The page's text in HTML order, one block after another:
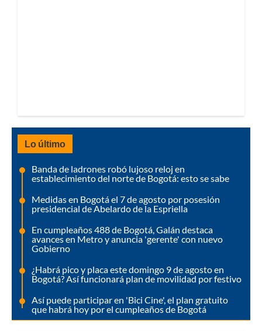
Lo último
Banda de ladrones robó lujoso reloj en
establecimiento del norte de Bogotá: esto se sabe
Medidas en Bogotá el 7 de agosto por posesión
presidencial de Abelardo de la Espriella
En cumpleaños 488 de Bogotá, Galán destaca
avances en Metro y anuncia 'gerente' con nuevo
Gobierno
¿Habrá pico y placa este domingo 9 de agosto en
Bogotá? Así funcionará plan de movilidad por festivo
Así puede participar en 'Bici Cine', el plan gratuito
que habrá hoy por el cumpleaños de Bogotá